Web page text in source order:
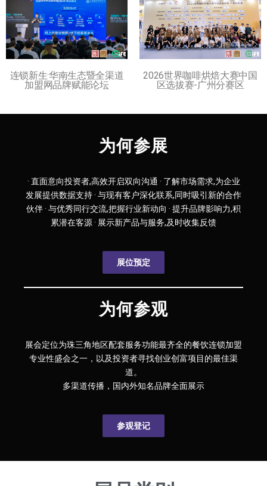
连锁新生·华南生态暨全渠道
加盟网品牌赋能论坛
2026世界咖啡烘焙大赛中国
区选拔赛-广州分赛区
为何参展
· 直面意向投资者,高效开启双向沟通 · 了解市场需求,为企业
发展提供数据支持 · 与现有客户深化联系,同时吸引新的合作
伙伴 · 与优秀同行交流,把握行业新动向 · 提升品牌影响力,积
累潜在客源 · 展示新产品与服务,及时收集反馈
展位预定
为何参观
展会定位为珠三角地区配套服务功能最齐全的餐饮连锁加盟
专业性盛会之一，以及投资者寻找创业创富项目的最佳渠
道。
多渠道传播，国内外知名品牌全面展示
参观登记